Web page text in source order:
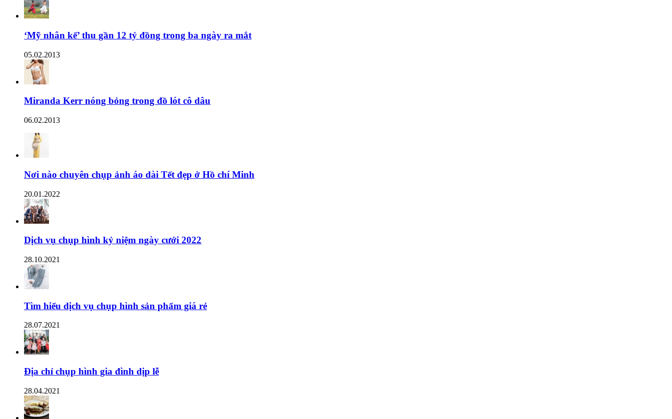
‘Mỹ nhân kế’ thu gần 12 tỷ đồng trong ba ngày ra mắt
05.02.2013
Miranda Kerr nóng bỏng trong đồ lót cô dâu
06.02.2013
Nơi nào chuyên chụp ảnh áo dài Tết đẹp ở Hồ chí Minh
20.01.2022
Dịch vụ chụp hình kỷ niệm ngày cưới 2022
28.10.2021
Tìm hiểu dịch vụ chụp hình sản phẩm giá rẻ
28.07.2021
Địa chỉ chụp hình gia đình dịp lễ
28.04.2021